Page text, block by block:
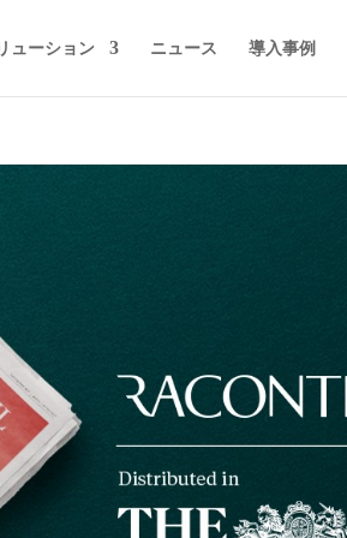
ューション ニュース 導入事例